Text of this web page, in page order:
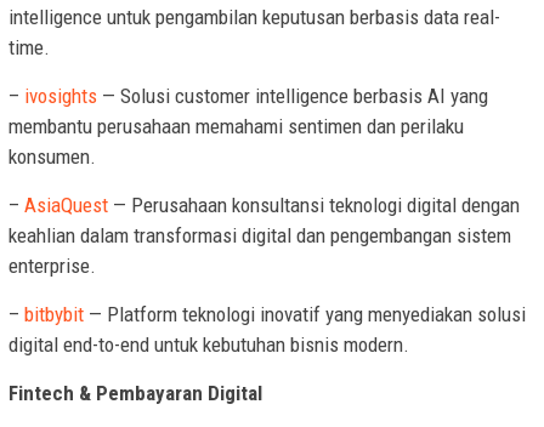
intelligence untuk pengambilan keputusan berbasis data real-
time.
– ivosights — Solusi customer intelligence berbasis AI yang
membantu perusahaan memahami sentimen dan perilaku
konsumen.
– AsiaQuest — Perusahaan konsultansi teknologi digital dengan
keahlian dalam transformasi digital dan pengembangan sistem
enterprise.
– bitbybit — Platform teknologi inovatif yang menyediakan solusi
digital end-to-end untuk kebutuhan bisnis modern.
Fintech & Pembayaran Digital